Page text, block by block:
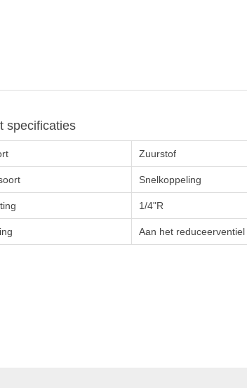
specificaties
Zuurstof
Snelkoppeling
1/4"R
Aan het reduceerventiel